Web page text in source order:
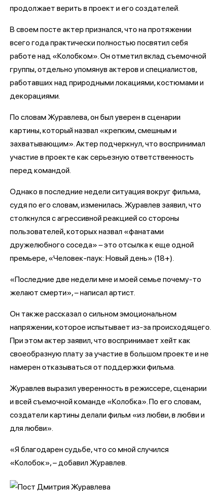
продолжает верить в проект и его создателей.
В своем посте актер признался, что на протяжении
всего года практически полностью посвятил себя
работе над «Колобком». Он отметил вклад съемочной
группы, отдельно упомянув актеров и специалистов,
работавших над природными локациями, костюмами и
декорациями.
По словам Журавлева, он был уверен в сценарии
картины, который назвал «крепким, смешным и
захватывающим». Актер подчеркнул, что воспринимал
участие в проекте как серьезную ответственность
перед командой.
Однако в последние недели ситуация вокруг фильма,
судя по его словам, изменилась. Журавлев заявил, что
столкнулся с агрессивной реакцией со стороны
пользователей, которых назвал «фанатами
дружелюбного соседа» – это отсылка к еще одной
премьере, «Человек-паук: Новый день» (18+).
«Последние две недели мне и моей семье почему-то
желают смерти», – написал артист.
Он также рассказал о сильном эмоциональном
напряжении, которое испытывает из-за происходящего.
При этом актер заявил, что воспринимает хейт как
своеобразную плату за участие в большом проекте и не
намерен отказываться от поддержки фильма.
Журавлев выразил уверенность в режиссере, сценарии
и всей съемочной команде «Колобка». По его словам,
создатели картины делали фильм «из любви, в любви и
для любви».
«Я благодарен судьбе, что со мной случился
«Колобок», – добавил Журавлев.